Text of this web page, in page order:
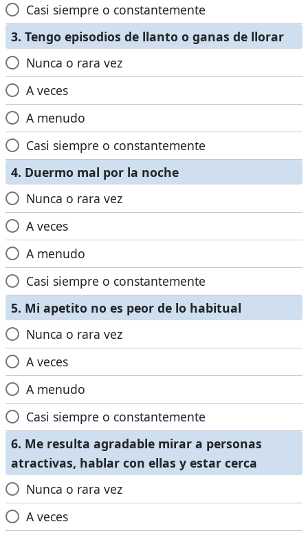
Casi siempre o constantemente
3. Tengo episodios de llanto o ganas de llorar
Nunca o rara vez
A veces
A menudo
Casi siempre o constantemente
4. Duermo mal por la noche
Nunca o rara vez
A veces
A menudo
Casi siempre o constantemente
5. Mi apetito no es peor de lo habitual
Nunca o rara vez
A veces
A menudo
Casi siempre o constantemente
6. Me resulta agradable mirar a personas
atractivas, hablar con ellas y estar cerca
Nunca o rara vez
A veces